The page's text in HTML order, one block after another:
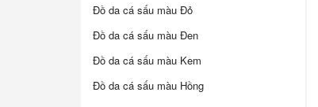
Đồ da cá sấu màu Đỏ
Đồ da cá sấu màu Đen
Đồ da cá sấu màu Kem
Đồ da cá sấu màu Hồng